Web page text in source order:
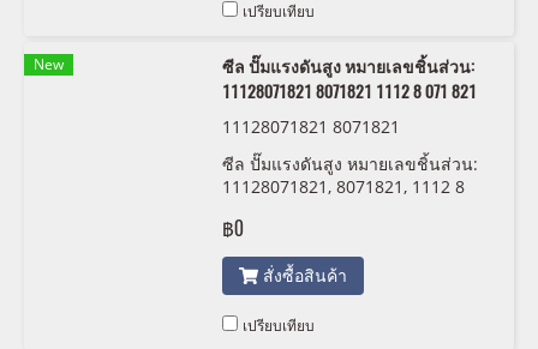
เปรียบเทียบ
New
ซีล ปั๊มแรงดันสูง หมายเลขชิ้นส่วน:
11128071821 8071821 1112 8 071 821
11128071821 8071821
ซีล ปั๊มแรงดันสูง หมายเลขชิ้นส่วน:
11128071821, 8071821, 1112 8
฿0
สั่งซื้อสินค้า
เปรียบเทียบ